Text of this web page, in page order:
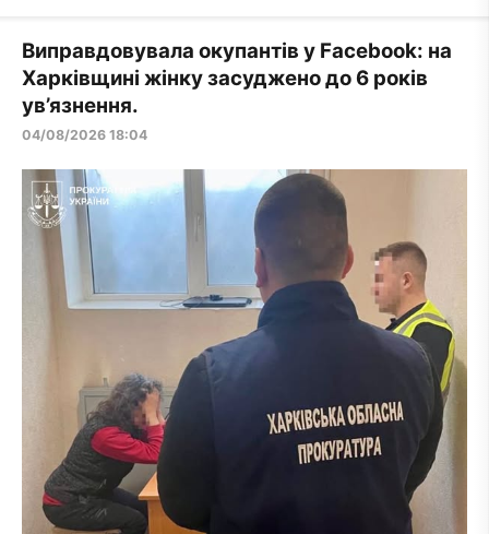
Виправдовувала окупантів у Facebook: на
Харківщині жінку засуджено до 6 років
ув’язнення.
04/08/2026 18:04